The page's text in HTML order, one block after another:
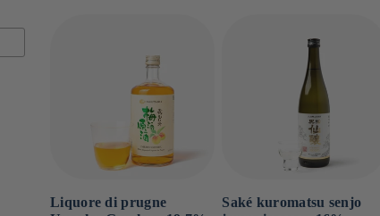
Liquore di prugne
Saké kuromatsu senjo